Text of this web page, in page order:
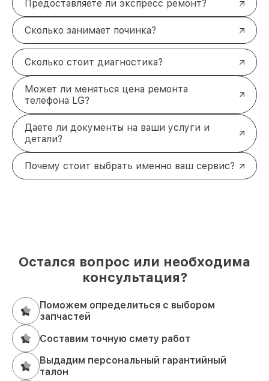
Предоставляете ли экспресс ремонт?
Сколько занимает починка?
Сколько стоит диагностика?
Может ли меняться цена ремонта
телефона LG?
Даете ли документы на ваши услуги и
детали?
Почему стоит выбрать именно ваш сервис?
Остался вопрос или необходима
консультация?
Поможем определиться с выбором
запчастей
Составим точную смету работ
Выдадим персональный гарантийный
талон